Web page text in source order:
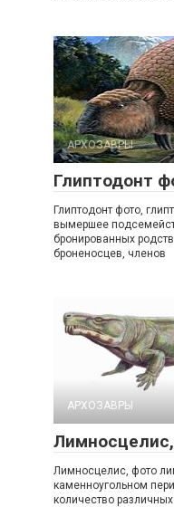
АРХОЗАВРЫ
Глиптодонт
Глиптодонт фото,
вымершее
бронированных
броненосцев, членов
АРХОЗАВРЫ
Лимносцелис, фото
каменноугольном
количество